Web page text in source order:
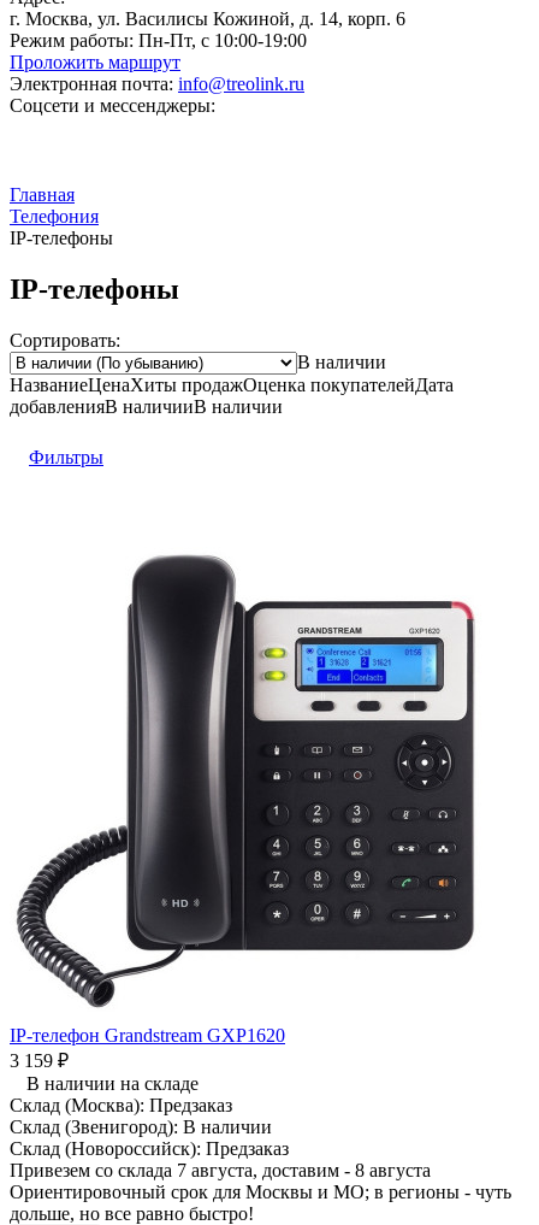
г. Москва, ул. Василисы Кожиной, д. 14, корп. 6
Режим работы: Пн-Пт, с 10:00-19:00
Проложить маршрут
Электронная почта: info@treolink.ru
Соцсети и мессенджеры:
Главная
Телефония
IP-телефоны
IP-телефоны
Сортировать:
В наличии
НазваниеЦенаХиты продажОценка покупателейДата
добавленияВ наличииВ наличии
Фильтры
IP-телефон Grandstream GXP1620
3 159 ₽
В наличии на складе
Склад (Москва): Предзаказ
Склад (Звенигород): В наличии
Склад (Новороссийск): Предзаказ
Привезем со склада 7 августа, доставим - 8 августа
Ориентировочный срок для Москвы и МО; в регионы - чуть
дольше, но все равно быстро!